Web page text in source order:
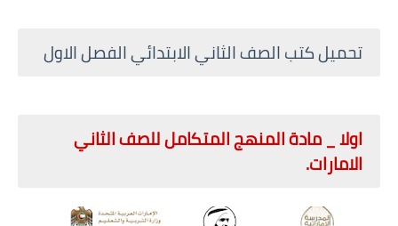
تحميل كتب الصف الثاني الابتدائي الفصل الاول
اولا _ مادة المنهج المتكامل للصف الثاني
الامارات.